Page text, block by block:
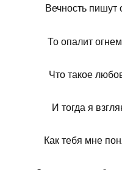
Вечность пишут
То опалит
Что такое
И тогда я
Как тебя мне